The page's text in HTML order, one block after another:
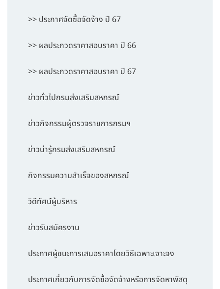
>> ประกาศจัดซื้อจัดจ้าง ปี 67
>> ผลประกวดราคาสอบราคา ปี 66
>> ผลประกวดราคาสอบราคา ปี 67
ข่าวทั่วไปกรมส่งเสริมสหกรณ์
ข่าวกิจกรรมผู้ตรวจราชการกรมฯ
ข่าวน่ารู้กรมส่งเสริมสหกรณ์
กิจกรรมความสำเร็จของสหกรณ์
วิดีทัศน์ผู้บริหาร
ข่าวรับสมัครงาน
ประกาศผู้ชนะการเสนอราคาโดยวิธีเฉพาะเจาะจง
ประกาศเกี่ยวกับการจัดซื้อจัดจ้างหรือการจัดหาพัสดุ